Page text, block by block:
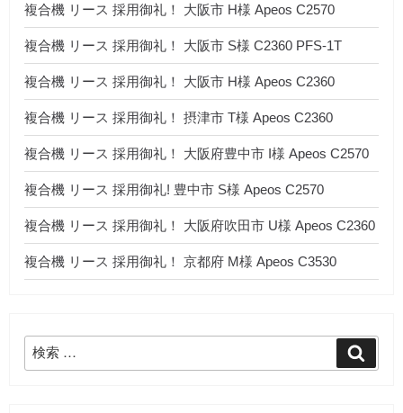
複合機 リース 採用御礼！ 大阪市 H様 Apeos C2570
複合機 リース 採用御礼！ 大阪市 S様 C2360 PFS-1T
複合機 リース 採用御礼！ 大阪市 H様 Apeos C2360
複合機 リース 採用御礼！ 摂津市 T様 Apeos C2360
複合機 リース 採用御礼！ 大阪府豊中市 I様 Apeos C2570
複合機 リース 採用御礼! 豊中市 S様 Apeos C2570
複合機 リース 採用御礼！ 大阪府吹田市 U様 Apeos C2360
複合機 リース 採用御礼！ 京都府 M様 Apeos C3530
検
索:
索